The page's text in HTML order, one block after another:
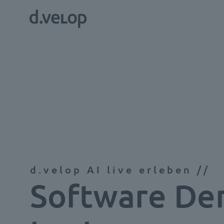
d.velop AI live erleben //
Software